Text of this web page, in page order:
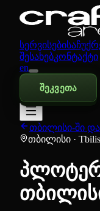
სერვისები
შესახებკონტაქტი
en
შეკვეთა
თბილისი-ში
თბილისი ·